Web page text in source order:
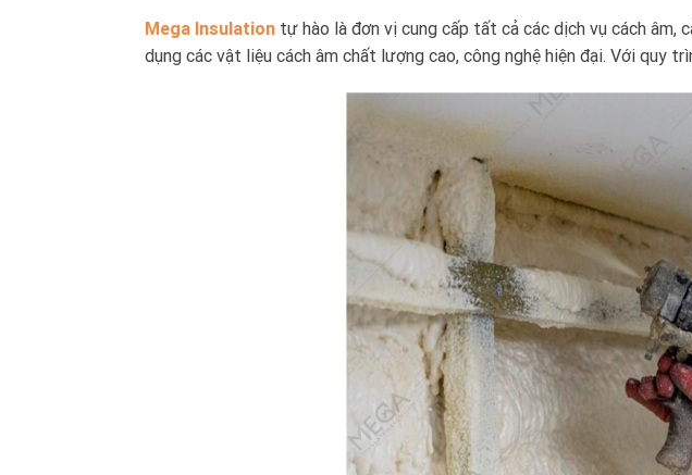
Mega Insulationtự hào là đơn vị cung cấp tất cả các dịch vụ cách âm,
dụng các vật liệu cách âm chất lượng cao, công nghệ hiện đại. Với quy